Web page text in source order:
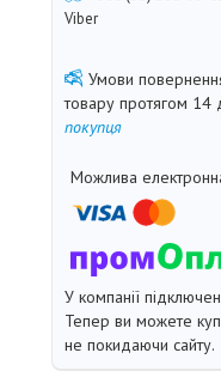
Viber
товару протягом 14
покупця
У компанії
Тепер ви можете
не покидаючи сайту.